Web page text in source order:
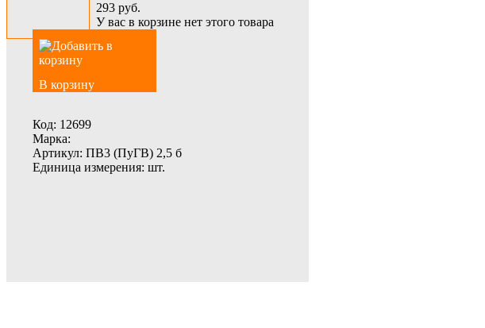
293 руб.
У вас в корзине нет этого товара
В корзину
Код: 12699
Марка:
Артикул: ПВ3 (ПуГВ) 2,5 б
Единица измерения: шт.